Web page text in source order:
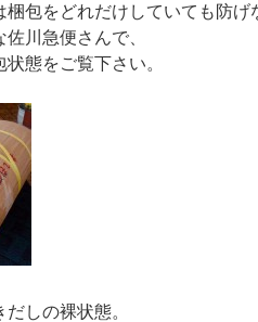
包をどれだけしていても防げ
川急便さんで、
態をご覧下さい。
しの裸状態。